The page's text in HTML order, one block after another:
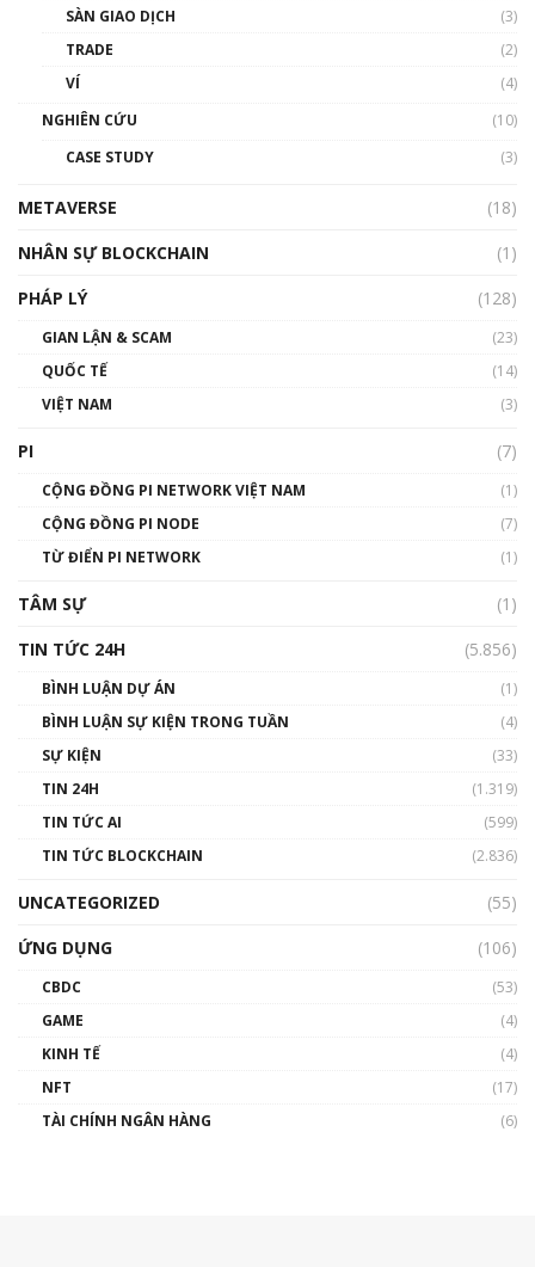
thống & Crypto qua các cuộc chiến | Phổ cập
01:32:59
gió ấm
Talkshow 14: MemeCoin – Trò đùa tỷ đô
01:29:26
SÀN GIAO DỊCH
(3)
TRADE
(2)
VÍ
(4)
NGHIÊN CỨU
(10)
CASE STUDY
(3)
METAVERSE
(18)
NHÂN SỰ BLOCKCHAIN
(1)
PHÁP LÝ
(128)
GIAN LẬN & SCAM
(23)
QUỐC TẾ
(14)
VIỆT NAM
(3)
PI (7)
CỘNG ĐỒNG PI NETWORK VIỆT NAM
(1)
CỘNG ĐỒNG PI NODE
(7)
TỪ ĐIỂN PI NETWORK
(1)
TÂM SỰ
(1)
TIN TỨC 24H
(5.856)
BÌNH LUẬN DỰ ÁN
(1)
BÌNH LUẬN SỰ KIỆN TRONG TUẦN
(4)
SỰ KIỆN
(33)
TIN 24H
(1.319)
TIN TỨC AI
(599)
TIN TỨC BLOCKCHAIN
(2.836)
UNCATEGORIZED
(55)
ỨNG DỤNG
(106)
CBDC
(53)
GAME
(4)
KINH TẾ
(4)
NFT
(17)
TÀI CHÍNH NGÂN HÀNG
(6)